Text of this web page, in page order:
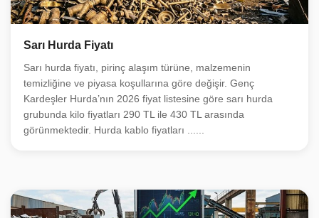
Sarı Hurda Fiyatı
Sarı hurda fiyatı, pirinç alaşım türüne, malzemenin
temizliğine ve piyasa koşullarına göre değişir. Genç
Kardeşler Hurda’nın 2026 fiyat listesine göre sarı hurda
grubunda kilo fiyatları 290 TL ile 430 TL arasında
görünmektedir. Hurda kablo fiyatları ......